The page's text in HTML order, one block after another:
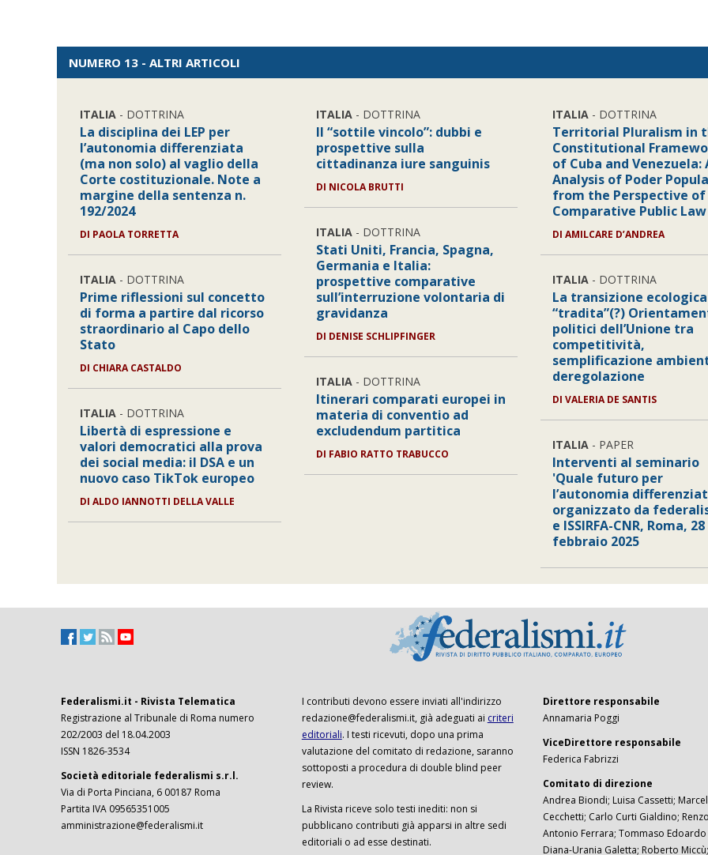
NUMERO 13 - ALTRI ARTICOLI
ITALIA - DOTTRINA
La disciplina dei LEP per
l’autonomia differenziata
(ma non solo) al vaglio della
Corte costituzionale. Note a
margine della sentenza n.
192/2024
DI PAOLA TORRETTA
ITALIA - DOTTRINA
Prime riflessioni sul concetto
di forma a partire dal ricorso
straordinario al Capo dello
Stato
DI CHIARA CASTALDO
ITALIA - DOTTRINA
Libertà di espressione e
valori democratici alla prova
dei social media: il DSA e un
nuovo caso TikTok europeo
DIALDO IANNOTTI DELLA VALLE
ITALIA - DOTTRINA
Il “sottile vincolo”: dubbi e
prospettive sulla
cittadinanza iure sanguinis
DI NICOLA BRUTTI
ITALIA - DOTTRINA
Stati Uniti, Francia, Spagna,
Germania e Italia:
prospettive comparative
sull’interruzione volontaria di
gravidanza
DI DENISE SCHLIPFINGER
ITALIA - DOTTRINA
Itinerari comparati europei in
materia di conventio ad
excludendum partitica
DI FABIO RATTO TRABUCCO
ITALIA- DOTTRINA
Territorial Pluralism in
Constitutional
of Cuba and Venezuela:
Analysis of Poder
from the Perspective of
Comparative Public Law
DI AMILCARE D’ANDREA
ITALIA- DOTTRINA
La transizione ecologica
“tradita”(?)
politici dell’Unione tra
competitività,
semplificazione
deregolazione
DI VALERIA DE SANTIS
ITALIA- PAPER
Interventi al seminario
'Quale futuro per
l’autonomia
organizzato da
e ISSIRFA-CNR, Roma, 28
febbraio 2025
Federalismi.it - Rivista Telematica
Registrazione al Tribunale di Roma numero
202/2003 del 18.04.2003
ISSN 1826-3534
Società editoriale federalismi s.r.l.
Via di Porta Pinciana, 6 00187 Roma
Partita IVA 09565351005
amministrazione@federalismi.it
I contributi devono essere inviati all'indirizzo
redazione@federalismi.it, già adeguati ai criteri
editoriali. I testi ricevuti, dopo una prima
valutazione del comitato di redazione, saranno
sottoposti a procedura di double blind peer
review.
La Rivista riceve solo testi inediti: non si
pubblicano contributi già apparsi in altre sedi
editoriali o ad esse destinati.
Direttore responsabile
Annamaria Poggi
ViceDirettore responsabile
Federica Fabrizzi
Comitato di direzione
Andrea Biondi; Luisa Cassetti;
Cecchetti; Carlo Curti Gialdino;
Antonio Ferrara; Tommaso Edoardo
Diana-Urania Galetta; Roberto